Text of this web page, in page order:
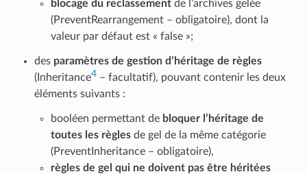
blocage du reclassementde l’archives gelée
(PreventRearrangement – obligatoire), dont la
valeur par défaut est « false »;
des paramètres de gestion d’héritage de règles
(Inheritance4– facultatif), pouvant contenir les deux
éléments suivants :
booléen permettant de bloquer l’héritage de
toutes les règlesde gel de la même catégorie
(PreventInheritance – obligatoire),
règles de gel qui ne doivent pas être héritées